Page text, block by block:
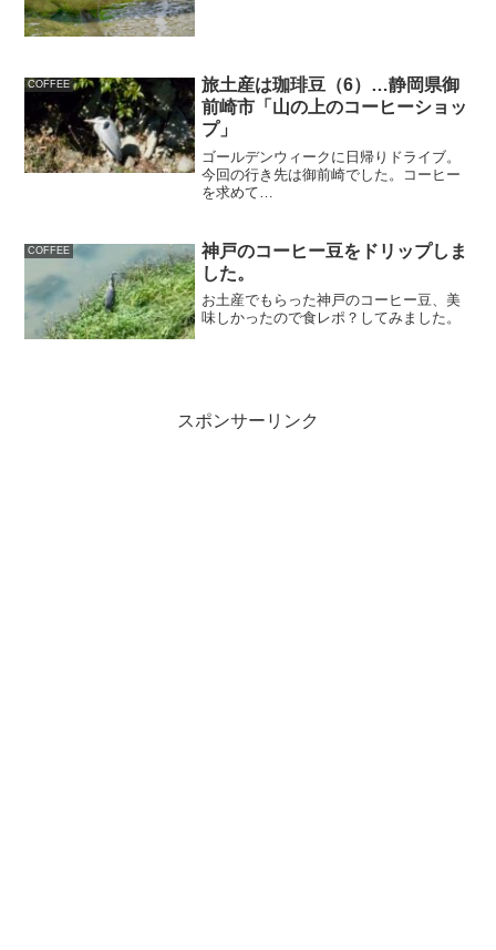
COFFEE
旅土産は珈琲豆（6）…静岡県御
前崎市「山の上のコーヒーショッ
プ」
ゴールデンウィークに日帰りドライブ。
今回の行き先は御前崎でした。コーヒー
を求めて…
COFFEE
神戸のコーヒー豆をドリップしま
した。
お土産でもらった神戸のコーヒー豆、美
味しかったので食レポ？してみました。
スポンサーリンク